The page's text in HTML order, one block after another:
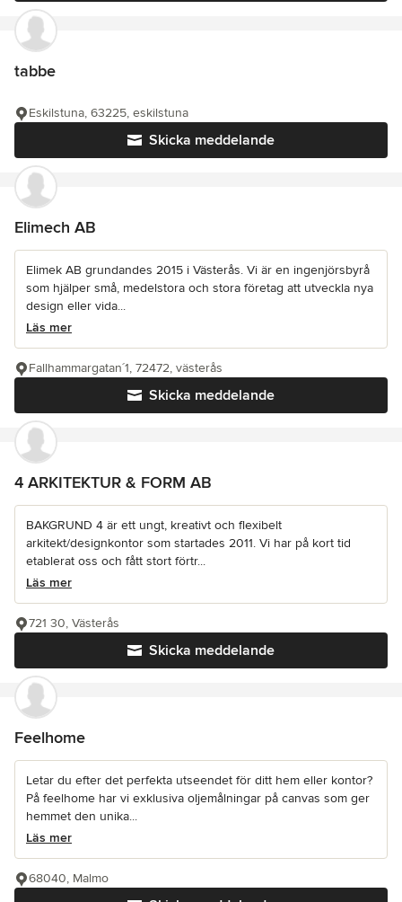
tabbe
Skicka meddelande
Eskilstuna, 63225, eskilstuna
Elimech AB
Elimek AB grundandes 2015 i Västerås. Vi är en ingenjörsbyrå
som hjälper små, medelstora och stora företag att utveckla nya
design eller vida...
Läs mer
Skicka meddelande
Fallhammargatan´1, 72472, västerås
4 ARKITEKTUR & FORM AB
BAKGRUND 4 är ett ungt, kreativt och flexibelt
arkitekt/designkontor som startades 2011. Vi har på kort tid
etablerat oss och fått stort förtr...
Läs mer
Skicka meddelande
721 30, Västerås
Feelhome
Letar du efter det perfekta utseendet för ditt hem eller kontor?
På feelhome har vi exklusiva oljemålningar på canvas som ger
hemmet den unika...
Läs mer
68040, Malmo